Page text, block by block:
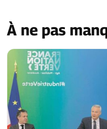
À ne pas